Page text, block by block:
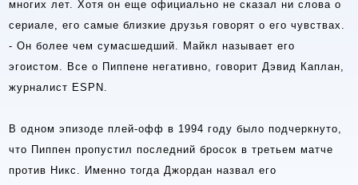
многих лет. Хотя он еще официально не сказал ни слова о
сериале, его самые близкие друзья говорят о его чувствах.
- Он более чем сумасшедший. Майкл называет его
эгоистом. Все о Пиппене негативно, говорит Дэвид Каплан,
журналист ESPN.
В одном эпизоде ​​плей-офф в 1994 году было подчеркнуто,
что Пиппен пропустил последний бросок в третьем матче
против Никс. Именно тогда Джордан назвал его